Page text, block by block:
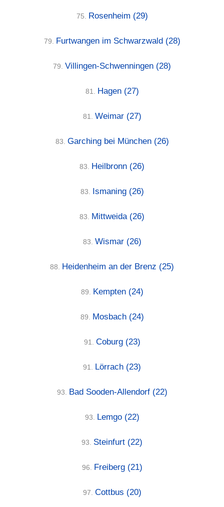
75. Rosenheim (29)
79. Furtwangen im Schwarzwald (28)
79. Villingen-Schwenningen (28)
81. Hagen (27)
81. Weimar (27)
83. Garching bei München (26)
83. Heilbronn (26)
83. Ismaning (26)
83. Mittweida (26)
83. Wismar (26)
88. Heidenheim an der Brenz (25)
89. Kempten (24)
89. Mosbach (24)
91. Coburg (23)
91. Lörrach (23)
93. Bad Sooden-Allendorf (22)
93. Lemgo (22)
93. Steinfurt (22)
96. Freiberg (21)
97. Cottbus (20)